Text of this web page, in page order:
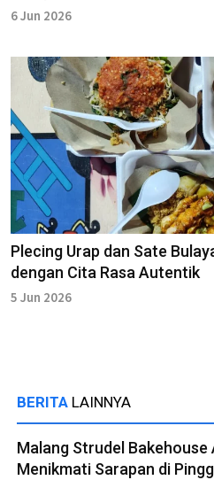
6 Jun 2026
Plecing Urap dan Sate
dengan Cita Rasa Autentik
5 Jun 2026
BERITA LAINNYA
Malang Strudel
Menikmati Sarapan di